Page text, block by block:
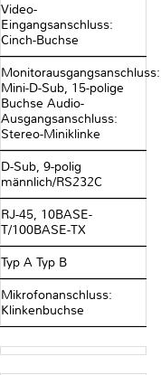
Video-
Eingangsanschluss:
Cinch-Buchse
Monitorausgangsanschluss:
Mini-D-Sub, 15-polige
Buchse Audio-
Ausgangsanschluss:
Stereo-Miniklinke
D-Sub, 9-polig
männlich/RS232C
RJ-45, 10BASE-
T/100BASE-TX
Typ A Typ B
Mikrofonanschluss:
Klinkenbuchse